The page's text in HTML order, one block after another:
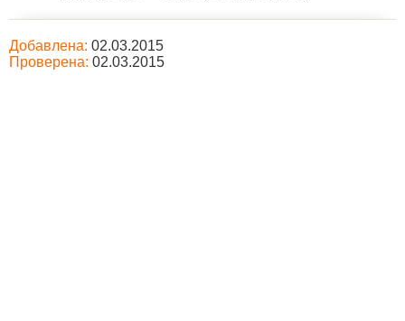
Добавлена: 02.03.2015
Проверена: 02.03.2015